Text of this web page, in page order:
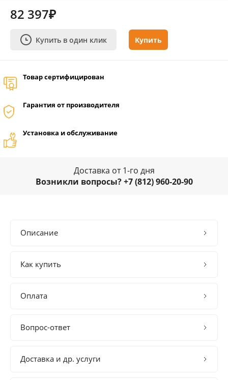
82 397₽
Купить в один клик Купить
Товар сертифицирован
Гарантия от производителя
Установка и обслуживание
Доставка от 1-го дня
Возникли вопросы? +7 (812) 960-20-90
Описание
Как купить
Оплата
Вопрос-ответ
Доставка и др. услуги